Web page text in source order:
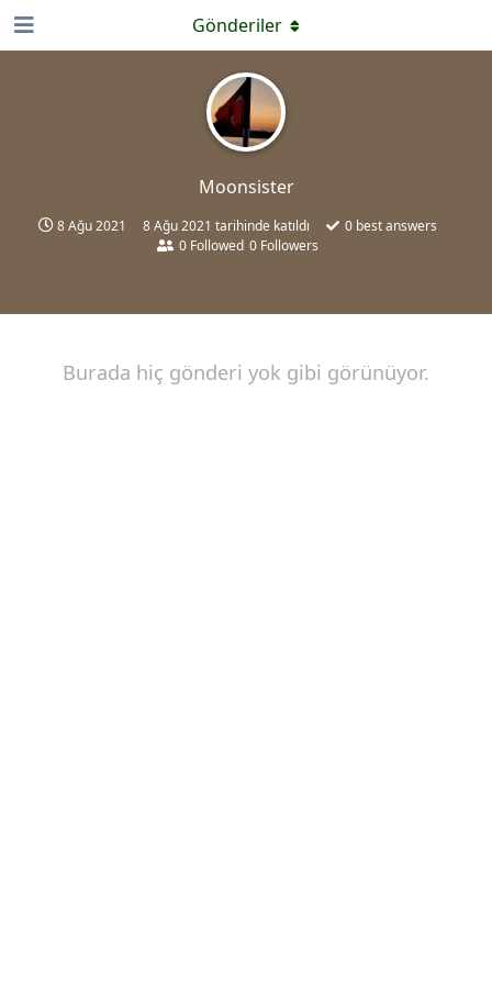
Moonsister
8 Ağu 2021 8 Ağu 2021 tarihinde katıldı 0 best answers
0 Followed 0 Followers
Gönderiler
Burada hiç gönderi yok gibi görünüyor.